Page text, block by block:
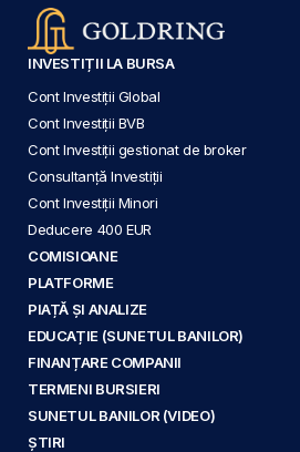
INVESTIȚII LA BURSA
Cont Investiții Global
Cont Investiții BVB
Cont Investiții gestionat de broker
Consultanță Investiții
Cont Investiții Minori
Deducere 400 EUR
COMISIOANE
PLATFORME
PIAȚĂ ȘI ANALIZE
EDUCAȚIE (SUNETUL BANILOR)
FINANȚARE COMPANII
TERMENI BURSIERI
SUNETUL BANILOR (VIDEO)
ȘTIRI